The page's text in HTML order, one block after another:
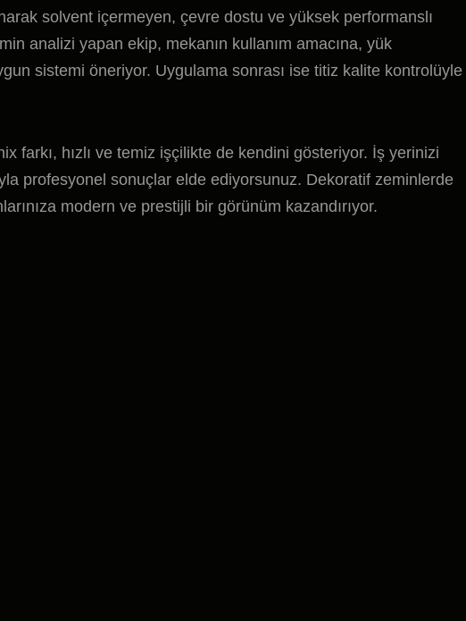
solvent içermeyen, çevre dostu ve yüksek performanslı
analizi yapan ekip, mekanın kullanım amacına, yük
sistemi öneriyor. Uygulama sonrası ise titiz kalite kontrolüyle
farkı, hızlı ve temiz işçilikte de kendini gösteriyor. İş yerinizi
profesyonel sonuçlar elde ediyorsunuz. Dekoratif zeminlerde
modern ve prestijli bir görünüm kazandırıyor.